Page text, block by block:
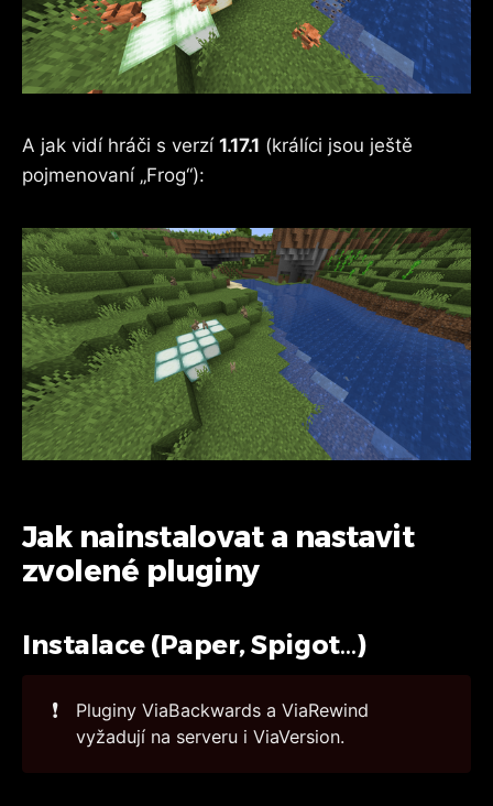
A jak vidí hráči s verzí 1.17.1 (králíci jsou ještě
pojmenovaní „Frog“):
Jak nainstalovat a nastavit
zvolené pluginy
Instalace (Paper, Spigot…)
❗
Pluginy ViaBackwards a ViaRewind
vyžadují na serveru i ViaVersion.